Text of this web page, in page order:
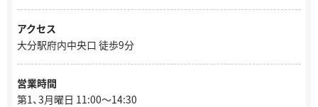
アクセス
大分駅府内中央口 徒歩9分
営業時間
第1、3月曜日 11:00～14:30